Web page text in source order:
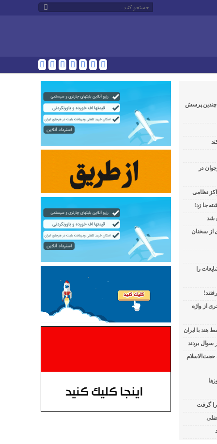
چندین پرسش
در
نظامی
جا زد!
شد
از سخنان
را
از واژه
هند با ایران
حجت‌الاسلام
را گرفت